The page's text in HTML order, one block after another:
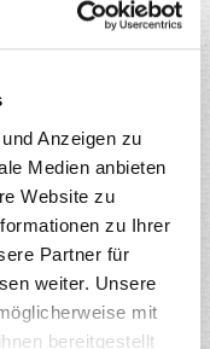
Anzeigen zu
Medien anbieten
Website zu
zu Ihrer
Partner für
weiter. Unsere
mit
bereitgestellt